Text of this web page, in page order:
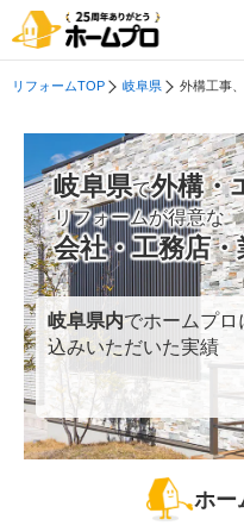
リフォームTOP 岐阜県 外構工事
岐阜県で外構・
リフォームが得意な
会社・工務店
岐阜県内でホームプロ
込みいただいた実績
ホー